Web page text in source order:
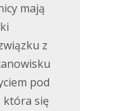
mają
z
pod
która się